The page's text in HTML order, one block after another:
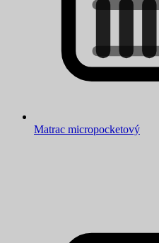
Matrac micropocketový